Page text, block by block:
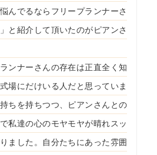
んでるならフリープランナーさ
と紹介して頂いたのがピアンさ
ンナーさんの存在は正直全く知
場にだけいる人だと思っていま
ちを持ちつつ、ピアンさんとの
私達の心のモヤモヤが晴れスッ
ました。自分たちにあった雰囲